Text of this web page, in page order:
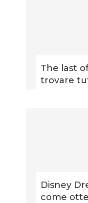
The last
trovare
Disney
come